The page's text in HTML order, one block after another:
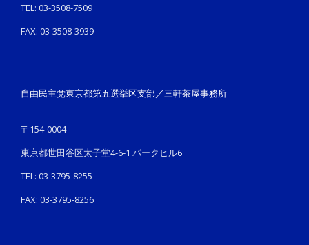
TEL: 03-3508-7509
FAX: 03-3508-3939
自由民主党東京都第五選挙区支部／三軒茶屋事務所
〒154-0004
東京都世田谷区太子堂4-6-1 パークヒル6
TEL: 03-3795-8255
FAX: 03-3795-8256